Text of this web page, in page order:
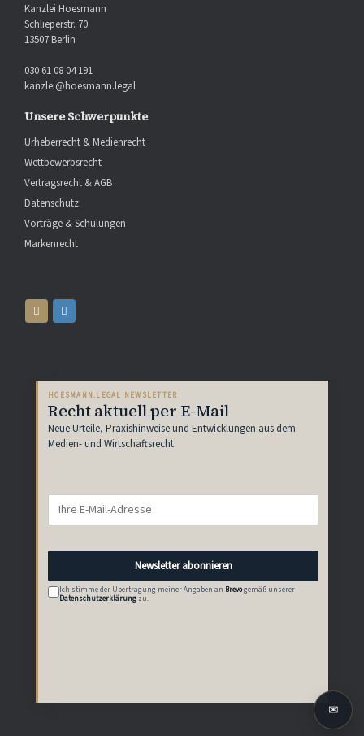
Kanzlei Hoesmann
Schlieperstr. 70
13507 Berlin
030 61 08 04 191
kanzlei@hoesmann.legal
Unsere Schwerpunkte
Urheberrecht & Medienrecht
Wettbewerbsrecht
Vertragsrecht & AGB
Datenschutz
Vorträge & Schulungen
Markenrecht
HOESMANN.LEGAL NEWSLETTER
Recht aktuell per E-Mail
Neue Urteile, Praxishinweise und Entwicklungen aus dem
Medien- und Wirtschaftsrecht.
Newsletter abonnieren
Ich stimme der Übertragung meiner Angaben an Brevogemäß unserer
Datenschutzerklärung zu.
✉